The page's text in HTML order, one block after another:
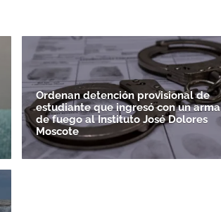
Ordenan detención provisional de
estudiante que ingresó con un arma
de fuego al Instituto José Dolores
Moscote